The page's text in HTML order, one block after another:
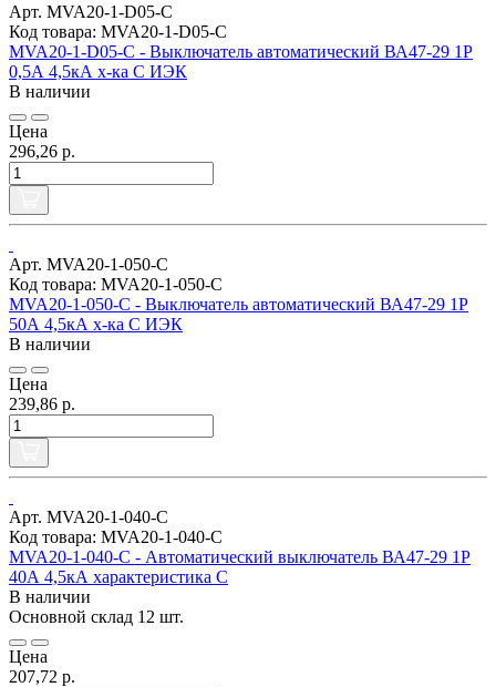
Арт. MVA20-1-D05-C
Код товара: MVA20-1-D05-C
MVA20-1-D05-C - Выключатель автоматический ВА47-29 1Р
0,5А 4,5кА х-ка С ИЭК
В наличии
Цена
296,26 р.
Арт. MVA20-1-050-C
Код товара: MVA20-1-050-C
MVA20-1-050-C - Выключатель автоматический ВА47-29 1Р
50А 4,5кА х-ка С ИЭК
В наличии
Цена
239,86 р.
Арт. MVA20-1-040-C
Код товара: MVA20-1-040-C
MVA20-1-040-C - Автоматический выключатель ВА47-29 1Р
40А 4,5кА характеристика С
В наличии
Основной склад 12 шт.
Цена
207,72 р.